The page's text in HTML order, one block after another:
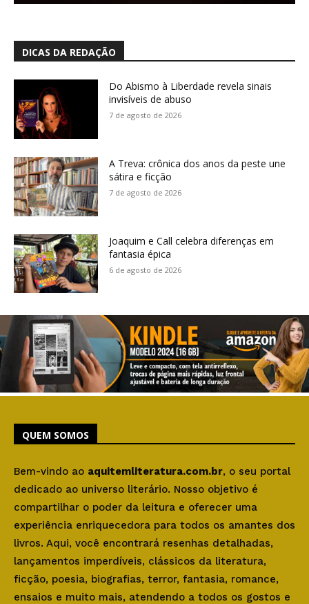
DICAS DA REDAÇÃO
Do Abismo à Liberdade revela sinais
invisíveis de abuso
7 de agosto de 2026
A Treva: crônica dos anos da peste une
sátira e ficção
7 de agosto de 2026
Joaquim e Call celebra diferenças em
fantasia épica
6 de agosto de 2026
QUEM SOMOS
Bem-vindo ao aquitemliteratura.com.br, o seu portal
dedicado ao universo literário. Nosso objetivo é
compartilhar o poder da leitura e oferecer uma
experiência enriquecedora para todos os amantes dos
livros. Aqui, você encontrará resenhas detalhadas,
lançamentos imperdíveis, clássicos da literatura,
ficção, poesia, biografias, terror, fantasia, romance,
ensaios e muito mais, atendendo a todos os gostos e